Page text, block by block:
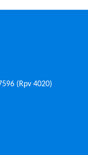
(Rpv 4020)